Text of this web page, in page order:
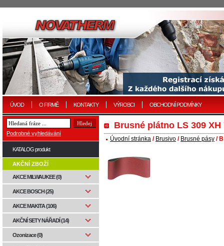
ÚVOD O FIRMĚ KONTAKTY VÝROBCI OBCHODNÍ PODMÍNKY
Brusné plátno LS 309 XH
Úvodní stránka / Brusivo / Brusné pásy /
Podrobné vyhledávání
KATALOG produkt
AKČNÍ ZBOŽÍ
AKCE MILWAUKEE (0)
AKCE BOSCH (25)
AKCE MAKITA (106)
AKČNÍ SETY NÁŘADÍ (14)
Ozonizace (0)